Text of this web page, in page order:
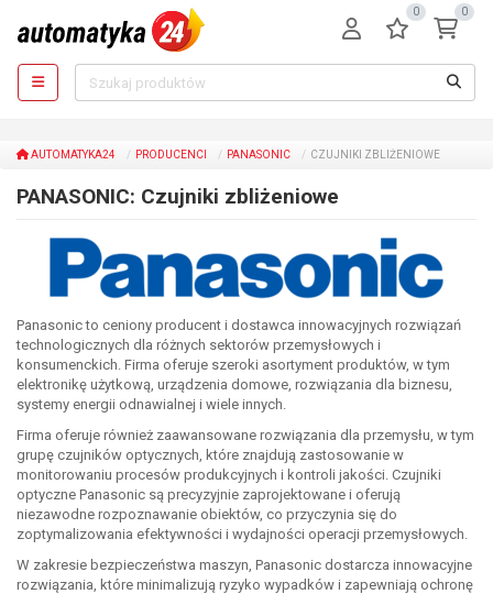
0 0
AUTOMATYKA24 PRODUCENCI PANASONIC CZUJNIKI ZBLIŻENIOWE
PANASONIC: Czujniki zbliżeniowe
Panasonic to ceniony producent i dostawca innowacyjnych rozwiązań
technologicznych dla różnych sektorów przemysłowych i
konsumenckich. Firma oferuje szeroki asortyment produktów, w tym
elektronikę użytkową, urządzenia domowe, rozwiązania dla biznesu,
systemy energii odnawialnej i wiele innych.
Firma oferuje również zaawansowane rozwiązania dla przemysłu, w tym
grupę czujników optycznych, które znajdują zastosowanie w
monitorowaniu procesów produkcyjnych i kontroli jakości. Czujniki
optyczne Panasonic są precyzyjnie zaprojektowane i oferują
niezawodne rozpoznawanie obiektów, co przyczynia się do
zoptymalizowania efektywności i wydajności operacji przemysłowych.
W zakresie bezpieczeństwa maszyn, Panasonic dostarcza innowacyjne
rozwiązania, które minimalizują ryzyko wypadków i zapewniają ochronę